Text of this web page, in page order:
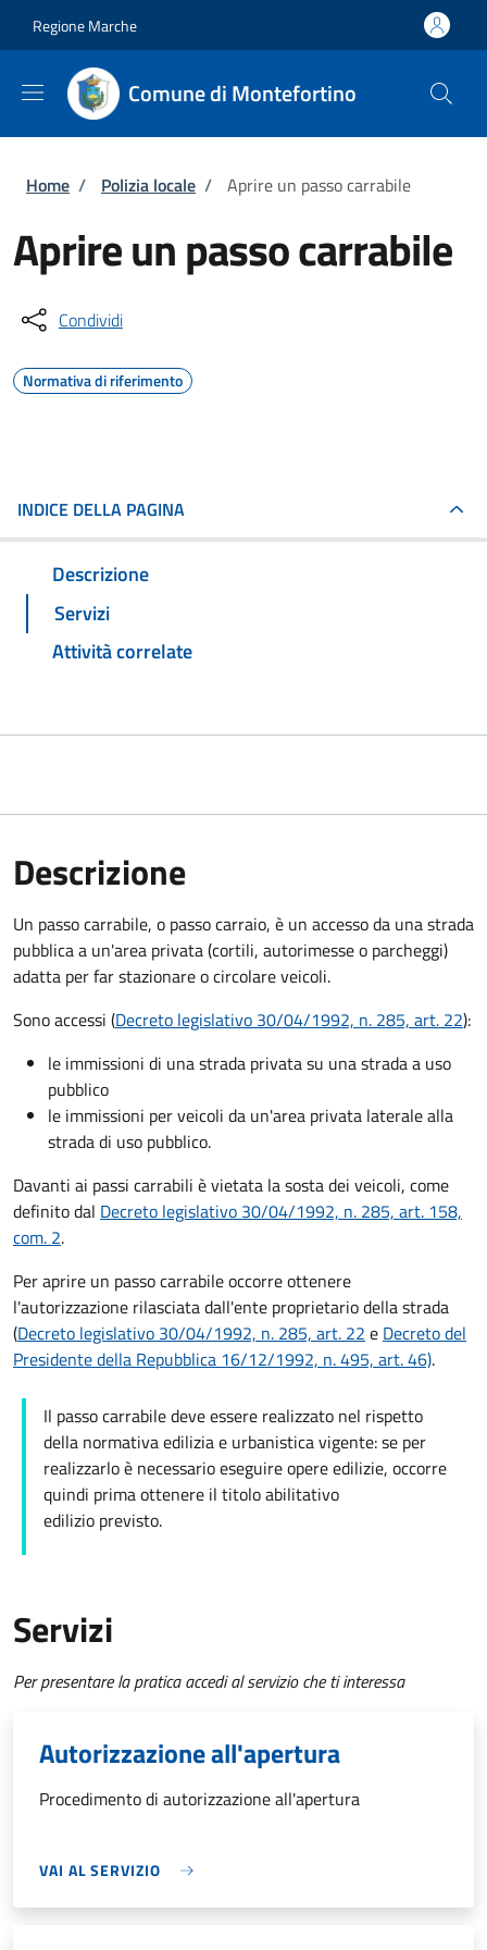
Regione Marche
Comune di Montefortino
Briciole di pane
Home / Polizia locale / Aprire un passo carrabile
Aprire un passo carrabile
Condividi
Normativa di riferimento
INDICE DELLA PAGINA
Descrizione
Servizi
Attività correlate
Descrizione
Un passo carrabile, o passo carraio, è un accesso da una strada
pubblica a un'area privata (cortili, autorimesse o parcheggi)
adatta per far stazionare o circolare veicoli.
Sono accessi (Decreto legislativo 30/04/1992, n. 285, art. 22):
le immissioni di una strada privata su una strada a uso
pubblico
le immissioni per veicoli da un'area privata laterale alla
strada di uso pubblico.
Davanti ai passi carrabili è vietata la sosta dei veicoli, come
definito dal Decreto legislativo 30/04/1992, n. 285, art. 158,
com. 2.
Per aprire un passo carrabile occorre ottenere
l'autorizzazione rilasciata dall'ente proprietario della strada
(Decreto legislativo 30/04/1992, n. 285, art. 22 e Decreto del
Presidente della Repubblica 16/12/1992, n. 495, art. 46).
Il passo carrabile deve essere realizzato nel rispetto
della normativa edilizia e urbanistica vigente: se per
realizzarlo è necessario eseguire opere edilizie, occorre
quindi prima ottenere il titolo abilitativo
edilizio previsto.
Servizi
Per presentare la pratica accedi al servizio che ti interessa
Autorizzazione all'apertura
Procedimento di autorizzazione all'apertura
VAI AL SERVIZIO